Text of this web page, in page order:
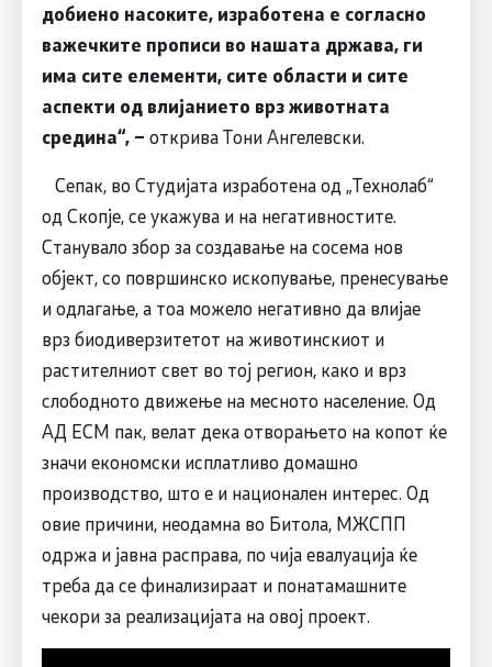
добиено насоките, изработена е согласно
важечките прописи во нашата држава, ги
има сите елементи, сите области и сите
аспекти од влијанието врз животната
средина“, – открива Тони Ангелевски.
Сепак, во Студијата изработена од „Технолаб“
од Скопје, се укажува и на негативностите.
Станувало збор за создавање на сосема нов
објект, со површинско ископување, пренесување
и одлагање, а тоа можело негативно да влијае
врз биодиверзитетот на животинскиот и
растителниот свет во тој регион, како и врз
слободното движење на месното население. Од
АД ЕСМ пак, велат дека отворањето на копот ќе
значи економски исплатливо домашно
производство, што е и национален интерес. Од
овие причини, неодамна во Битола, МЖСПП
одржа и јавна расправа, по чија евалуација ќе
треба да се финализираат и понатамашните
чекори за реализацијата на овој проект.